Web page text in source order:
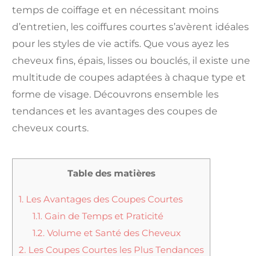
temps de coiffage et en nécessitant moins
d’entretien, les coiffures courtes s’avèrent idéales
pour les styles de vie actifs. Que vous ayez les
cheveux fins, épais, lisses ou bouclés, il existe une
multitude de coupes adaptées à chaque type et
forme de visage. Découvrons ensemble les
tendances et les avantages des coupes de
cheveux courts.
Table des matières
1. Les Avantages des Coupes Courtes
1.1. Gain de Temps et Praticité
1.2. Volume et Santé des Cheveux
2. Les Coupes Courtes les Plus Tendances